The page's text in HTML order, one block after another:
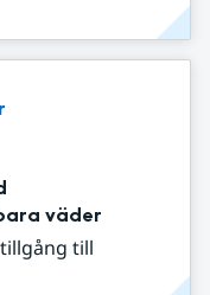
väder
till